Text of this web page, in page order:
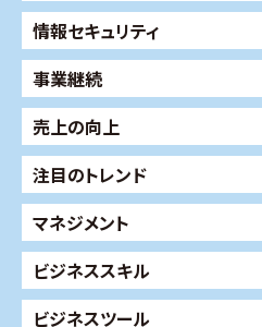
情報セキュリティ
事業継続
売上の向上
注目のトレンド
マネジメント
ビジネススキル
ビジネスツール